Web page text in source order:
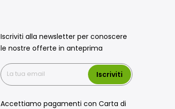
Iscriviti alla newsletter per conoscere
le nostre offerte in anteprima
Iscriviti
Accettiamo pagamenti con Carta di